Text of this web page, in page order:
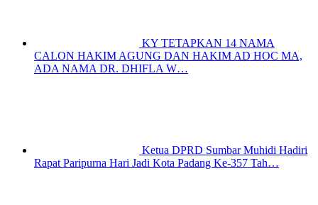
KY TETAPKAN 14 NAMA
CALON HAKIM AGUNG DAN HAKIM AD HOC MA,
ADA NAMA DR. DHIFLA W…
Ketua DPRD Sumbar Muhidi Hadiri
Rapat Paripurna Hari Jadi Kota Padang Ke-357 Tah…